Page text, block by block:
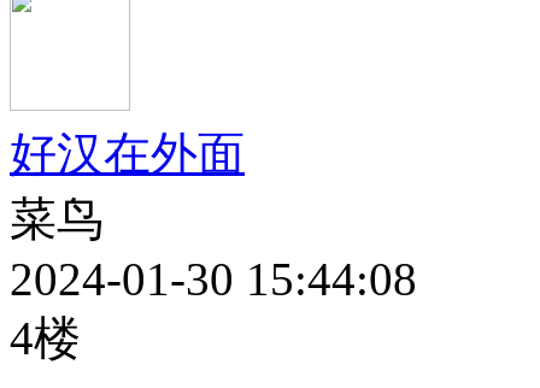
好汉在外面
菜鸟
2024-01-30 15:44:08
4楼